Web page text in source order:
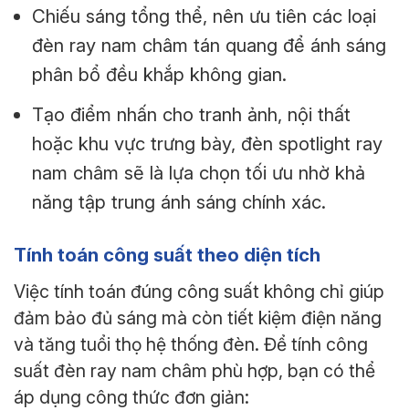
Chiếu sáng tổng thể, nên ưu tiên các loại
đèn ray nam châm tán quang để ánh sáng
phân bổ đều khắp không gian.
Tạo điểm nhấn cho tranh ảnh, nội thất
hoặc khu vực trưng bày, đèn spotlight ray
nam châm sẽ là lựa chọn tối ưu nhờ khả
năng tập trung ánh sáng chính xác.
Tính toán công suất theo diện tích
Việc tính toán đúng công suất không chỉ giúp
đảm bảo đủ sáng mà còn tiết kiệm điện năng
và tăng tuổi thọ hệ thống đèn. Để tính công
suất đèn ray nam châm phù hợp, bạn có thể
áp dụng công thức đơn giản: